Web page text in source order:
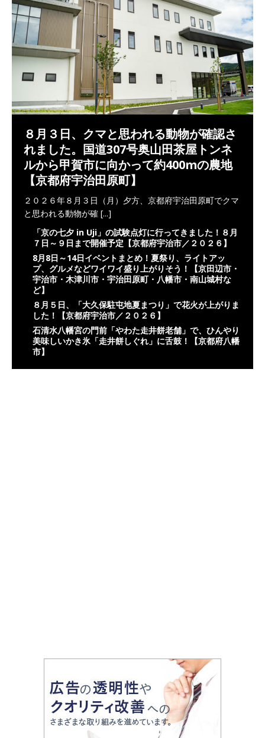
８月３日、クマと思われる動物が確認さ
れました。国道307号奥山田茶屋トンネ
ルから甲賀市に向かって約400mの農地
【京都府宇治田原町】
２０２６年８月３日（月）夕方、京都府宇治田原町でクマ
と思われる動物が確 [...]
「京の七夕 in Uji」の試験点灯に行ってきました！８月
７日～９日まで開催予定【京都府宇治市／２０２６】
8月8日～14日イベントまとめ！夏祭り、ライトアッ
プ、グルメなどワイワイ盛り上がりそう！【京田辺市・
宇治市・木津川市・宇治田原町・八幡市・南山城村な
ど】
８月５日、「大久保駐屯地夏まつり」で花火が上がりま
した！【京都府宇治市／２０２６】
石清水八幡宮の門前「やわた走井餅老舗」で、ひんやり
美味しいかき氷「走井餅しぐれ」に舌鼓！【京都府八幡
市】